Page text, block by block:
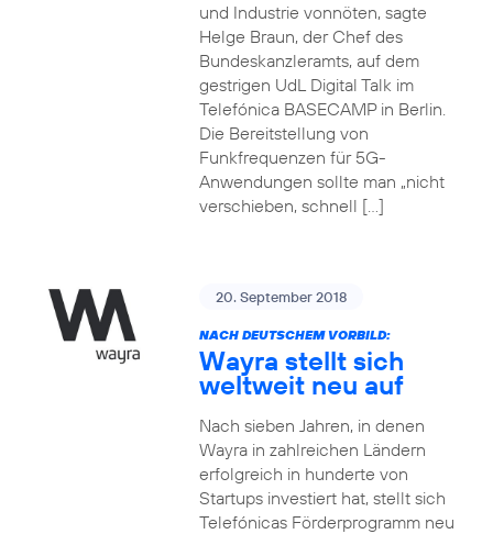
und Industrie vonnöten, sagte
Helge Braun, der Chef des
Bundeskanzleramts, auf dem
gestrigen UdL Digital Talk im
Telefónica BASECAMP in Berlin.
Die Bereitstellung von
Funkfrequenzen für 5G-
Anwendungen sollte man „nicht
verschieben, schnell […]
20. September 2018
NACH DEUTSCHEM VORBILD:
Wayra stellt sich
weltweit neu auf
Nach sieben Jahren, in denen
Wayra in zahlreichen Ländern
erfolgreich in hunderte von
Startups investiert hat, stellt sich
Telefónicas Förderprogramm neu